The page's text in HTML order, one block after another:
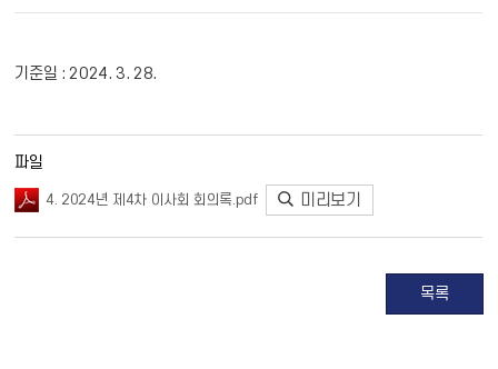
기준일 : 2024. 3. 28.
파일
4. 2024년 제4차 이사회 회의록.pdf 미리보기
목록